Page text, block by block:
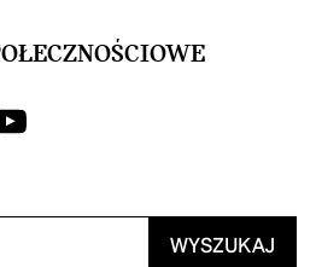
WYSZUKAJ